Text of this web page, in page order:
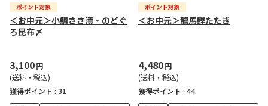
＜お中元＞小鯛ささ漬・のどぐ
ろ昆布〆
3,100円
(送料・税込)
獲得ポイント : 31
＜お中元＞龍馬鰹たたき
4,480円
(送料・税込)
獲得ポイント : 44